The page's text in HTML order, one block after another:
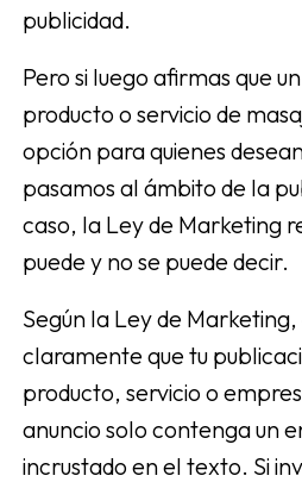
publicidad.
Pero si luego afirmas que
producto o servicio de
opción para quienes
pasamos al ámbito de la
caso, la Ley de Marketing
puede y no se puede decir.
Según la Ley de
claramente que tu
producto, servicio o
anuncio solo contenga un
incrustado en el texto. Si